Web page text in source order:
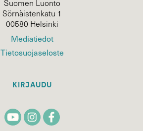
Suomen Luonto
Sörnäistenkatu 1
00580 Helsinki
Mediatiedot
Tietosuojaseloste
KIRJAUDU